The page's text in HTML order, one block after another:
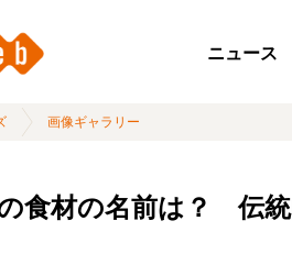
ニュース
画像ギャラリー
の食材の名前は？ 伝